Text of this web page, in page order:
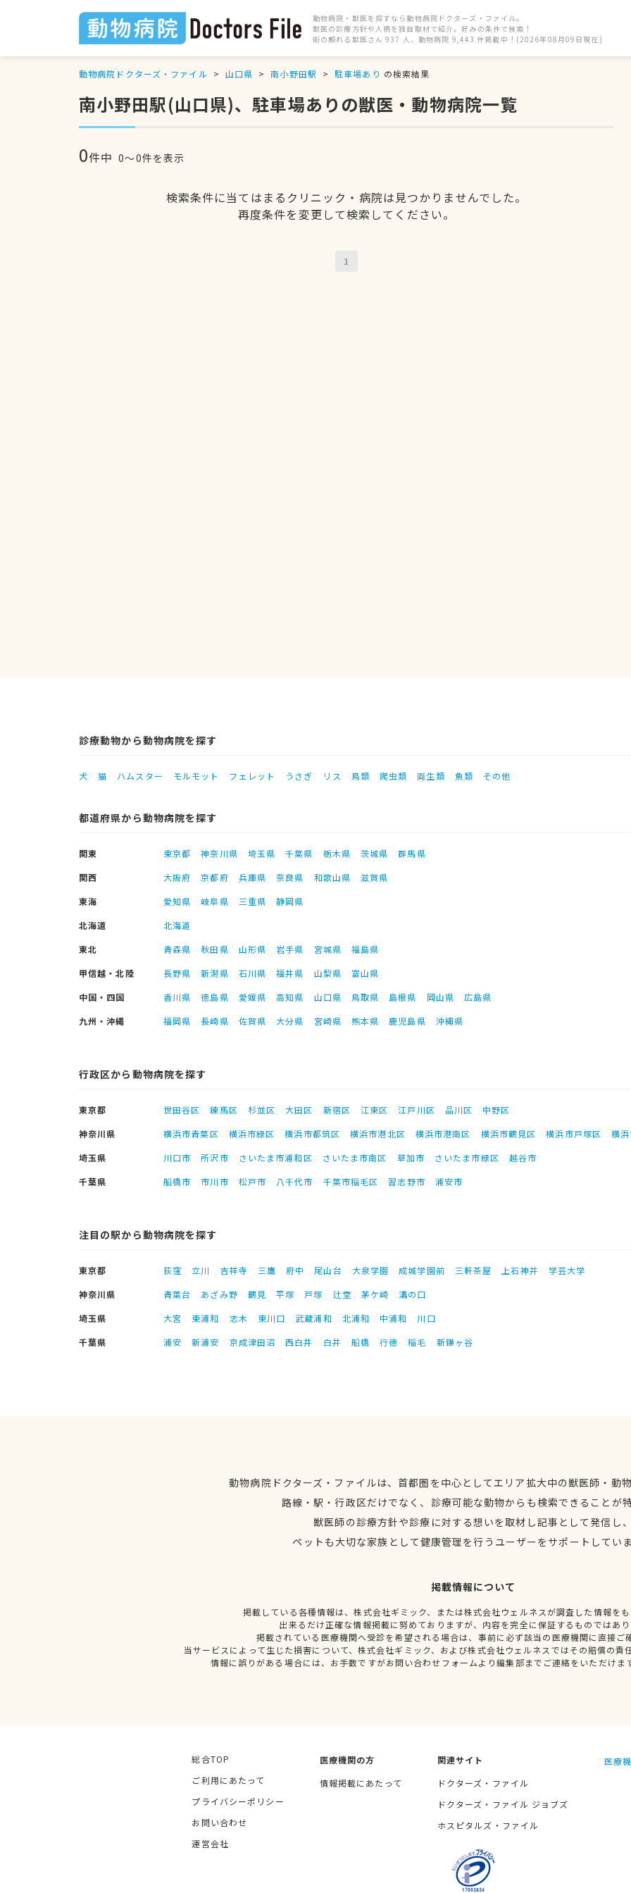
動物病院・獣医を探すなら動物病院ドクターズ・ファイル。
獣医の診療方針や人柄を独自取材で紹介。好みの条件で検索！
街の頼れる獣医さん 937 人、動物病院 9,443 件掲載中！(2026年08月09日現在)
動物病院ドクターズ・ファイル 山口県 南小野田駅 駐車場あり の検索結果
南小野田駅(山口県)、駐車場ありの獣医・動物病院一覧
0件中 0〜0件を表示
検索条件に当てはまるクリニック・病院は見つかりませんでした。
再度条件を変更して検索してください。
1
診療動物から動物病院を探す
犬 猫 ハムスター モルモット フェレット うさぎ リス 鳥類 爬虫類 両生類 魚類 その他
都道府県から動物病院を探す
関東 東京都 神奈川県 埼玉県 千葉県 栃木県 茨城県
群馬県
関西
大阪府 京都府 兵庫県 奈良県 和歌山県
滋賀県
東海
愛知県 岐阜県 三重県
静岡県
北海道
北海道
東北
青森県 秋田県 山形県 岩手県 宮城県
福島県
甲信越・北陸
長野県 新潟県 石川県 福井県 山梨県
富山県
中国・四国
香川県 徳島県 愛媛県 高知県 山口県 鳥取県 島根県 岡山県
広島県
九州・沖縄
福岡県 長崎県 佐賀県 大分県 宮崎県 熊本県 鹿児島県 沖縄県
行政区から動物病院を探す
東京都 世田谷区 練馬区 杉並区 大田区 新宿区 江東区 江戸川区 品川区
中野区
神奈川県
横浜市青葉区 横浜市緑区 横浜市都筑区 横浜市港北区 横浜市港南区 横浜市鶴見区 横浜市戸塚区
横
埼玉県
川口市 所沢市 さいたま市浦和区 さいたま市南区 草加市 さいたま市緑区
越谷市
千葉県
船橋市 市川市 松戸市 八千代市 千葉市稲毛区 習志野市 浦安市
注目の駅から動物病院を探す
東京都 荻窪 立川 吉祥寺 三鷹 府中 尾山台 大泉学園 成城学園前 三軒茶屋 上石神井
学芸大学
神奈川県
青葉台 あざみ野 鶴見 平塚 戸塚 辻堂 茅ケ崎
溝の口
埼玉県
大宮 東浦和 志木 東川口 武蔵浦和 北浦和 中浦和
川口
千葉県
浦安 新浦安 京成津田沼 西白井 白井 船橋 行徳 稲毛 新鎌ヶ谷
動物病院ドクターズ・ファイルは、首都圏を中心としてエリア拡大中の獣医師・動
路線・駅・行政区だけでなく、診療可能な動物からも検索できることが
獣医師の診療方針や診療に対する想いを取材し記事として発信し
ペットも大切な家族として健康管理を行うユーザーをサポートしてい
掲載情報について
掲載している各種情報は、株式会社ギミック、または株式会社ウェルネスが調査した情報を
出来るだけ正確な情報掲載に努めておりますが、内容を完全に保証するものではあ
掲載されている医療機関へ受診を希望される場合は、事前に必ず該当の医療機関に直接ご
当サービスによって生じた損害について、株式会社ギミック、および株式会社ウェルネスではその賠償の責
情報に誤りがある場合には、お手数ですがお問い合わせフォームより編集部までご連絡をいただけま
総合TOP
ご利用にあたって
プライバシーポリシー
お問い合わせ
運営会社
医療機関の方
情報掲載にあたって
関連サイト
ドクターズ・ファイル
ドクターズ・ファイル ジョブズ
ホスピタルズ・ファイル
医療